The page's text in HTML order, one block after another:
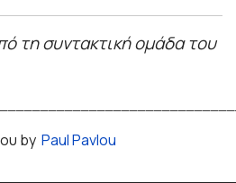
τη συντακτική ομάδα του
by Paul Pavlou